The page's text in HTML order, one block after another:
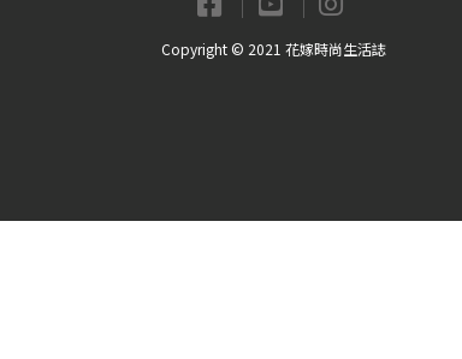
Copyright © 2021 花嫁時尚生活誌